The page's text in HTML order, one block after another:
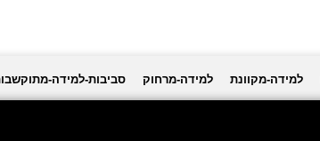
למידה-מקוונת למידה-מרחוק סביבות-למידה-